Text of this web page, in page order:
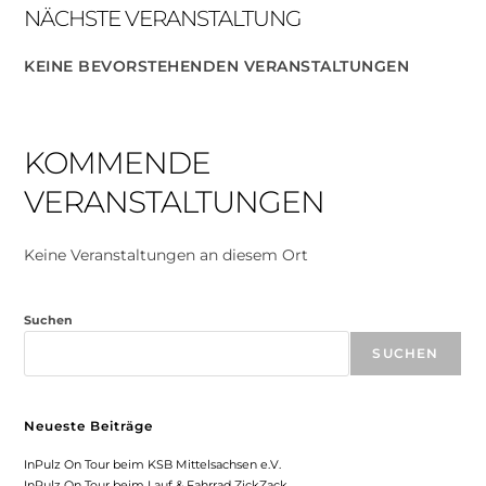
NÄCHSTE VERANSTALTUNG
KEINE BEVORSTEHENDEN VERANSTALTUNGEN
KOMMENDE
VERANSTALTUNGEN
Keine Veranstaltungen an diesem Ort
Suchen
SUCHEN
Neueste Beiträge
InPulz On Tour beim KSB Mittelsachsen e.V.